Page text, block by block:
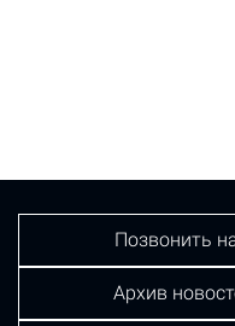
Позвонить
Архив